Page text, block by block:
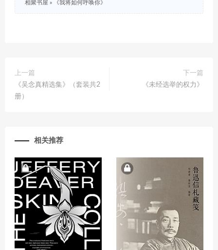
相聚书屋 » 《我将如何呼唤你》
上一篇
《吴念真精选集》（套装共2
册）
下一篇
《未经选举的权力》
相关推荐